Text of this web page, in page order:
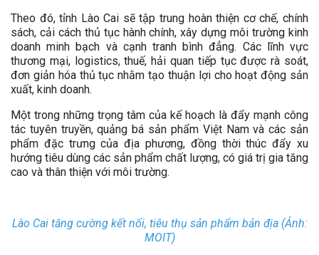
Theo đó, tỉnh Lào Cai sẽ tập trung hoàn thiện cơ chế, chính
sách, cải cách thủ tục hành chính, xây dựng môi trường kinh
doanh minh bạch và cạnh tranh bình đẳng. Các lĩnh vực
thương mại, logistics, thuế, hải quan tiếp tục được rà soát,
đơn giản hóa thủ tục nhằm tạo thuận lợi cho hoạt động sản
xuất, kinh doanh.
Một trong những trọng tâm của kế hoạch là đẩy mạnh công
tác tuyên truyền, quảng bá sản phẩm Việt Nam và các sản
phẩm đặc trưng của địa phương, đồng thời thúc đẩy xu
hướng tiêu dùng các sản phẩm chất lượng, có giá trị gia tăng
cao và thân thiện với môi trường.
Lào Cai tăng cường kết nối, tiêu thụ sản phẩm bản địa (Ảnh:
MOIT)